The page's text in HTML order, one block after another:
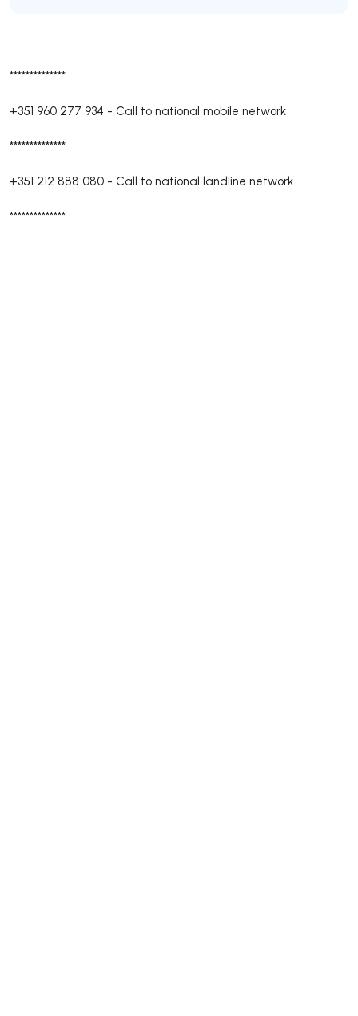
**************
+351 960 277 934 - Call to national mobile network
**************
+351 212 888 080 - Call to national landline network
**************